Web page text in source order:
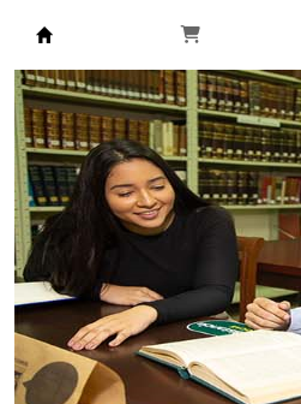
Biblioteca Universidad